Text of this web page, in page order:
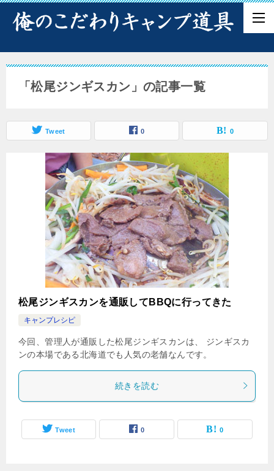
「松尾ジンギスカン」の記事一覧
Tweet 0 0
松尾ジンギスカンを通販してBBQに行ってきた
キャンプレシピ
今回、管理人が通販した松尾ジンギスカンは、 ジンギスカ
ンの本場である北海道でも人気の老舗なんです。
続きを読む
Tweet 0 0